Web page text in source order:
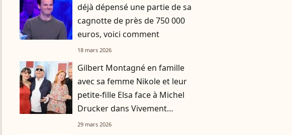
déjà dépensé une partie de sa
cagnotte de près de 750 000
euros, voici comment
18 mars 2026
Gilbert Montagné en famille
avec sa femme Nikole et leur
petite-fille Elsa face à Michel
Drucker dans Vivement
dimanche
29 mars 2026